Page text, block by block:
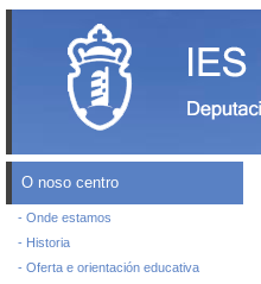
O noso centro
- Onde estamos
- Historia
- Oferta e orientación educativa